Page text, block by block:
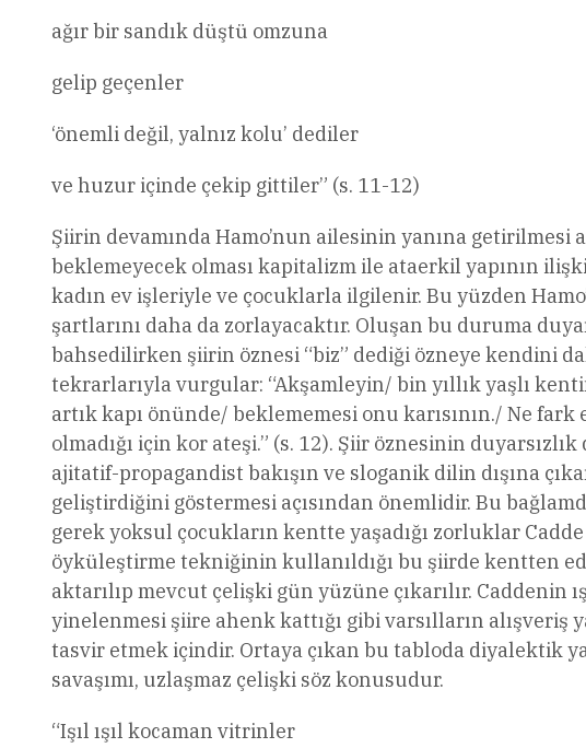
ağır bir sandık düştü omzuna
gelip geçenler
‘önemli değil, yalnız kolu’ dediler
ve huzur içinde çekip gittiler” (s. 11-12)
Şiirin devamında Hamo’nun ailesinin yanına getirilmesi
beklemeyecek olması kapitalizm ile ataerkil yapının
kadın ev işleriyle ve çocuklarla ilgilenir. Bu yüzden
şartlarını daha da zorlayacaktır. Oluşan bu duruma
bahsedilirken şiirin öznesi “biz” dediği özneye kendini
tekrarlarıyla vurgular: “Akşamleyin/ bin yıllık yaşlı
artık kapı önünde/ beklememesi onu karısının./ Ne
olmadığı için kor ateşi.” (s. 12). Şiir öznesinin
ajitatif-propagandist bakışın ve sloganik dilin dışına
geliştirdiğini göstermesi açısından önemlidir. Bu
gerek yoksul çocukların kentte yaşadığı zorluklar
öyküleştirme tekniğinin kullanıldığı bu şiirde kentten
aktarılıp mevcut çelişki gün yüzüne çıkarılır. Caddenin
yinelenmesi şiire ahenk kattığı gibi varsılların
tasvir etmek içindir. Ortaya çıkan bu tabloda diyalektik
savaşımı, uzlaşmaz çelişki söz konusudur.
“Işıl ışıl kocaman vitrinler